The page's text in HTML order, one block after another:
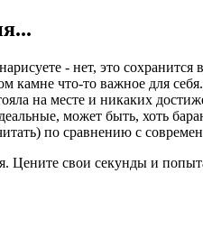
- нет, это
что-то важное для
на месте и никаких
может быть, хоть
по сравнению с
свои секунды и